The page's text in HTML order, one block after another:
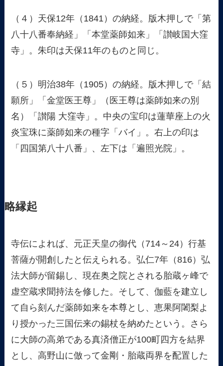
（４）天保12年（1841）の納経。版木押しで「第
八十八番奉納経」「本堂薬師如来」「讃岐国大窪
寺」。朱印は天保11年のものと同じ。
（５）明治38年（1905）の納経。版木押しで「結
願所」「金堂医王尊」（医王尊は薬師如来の別
名）「讃陽 大窪寺」。中央の宝印は蓮華座上の火
炎宝珠に薬師如来の種字「バイ」。右上の印は
「四国第八十八番」、左下は「遍照光院」。
略縁起
寺伝によれば、元正天皇の御代（714～24）行基
菩薩が開創したと伝えられる。弘仁7年（816）弘
法大師が留錫し、現在奥之院とされる胎蔵ヶ峰で
虚空蔵求聞持法を修した。そして、伽藍を建立し
て自ら刻んだ薬師如来を本尊とし、恵果阿闍梨よ
り授かった三国伝来の錫杖を納めたという。さら
に大師の高弟である真済僧正が100町四方を結界
とし、高野山に倣って金剛・胎蔵両界を配置した